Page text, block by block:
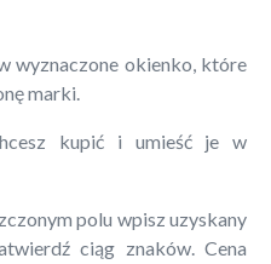
wyznaczone okienko, które
marki.
kupić i umieść je w
polu wpisz uzyskany
ciąg znaków. Cena